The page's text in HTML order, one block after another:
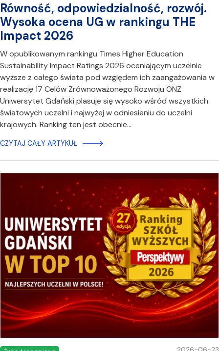
Równość, odpowiedzialność, rozwój.
Wysoka ocena UG w rankingu THE
Impact 2026
W opublikowanym rankingu Times Higher Education
Sustainability Impact Ratings 2026 oceniającym uczelnie
wyższe z całego świata pod względem ich zaangażowania w
realizację 17 Celów Zrównoważonego Rozwoju ONZ
Uniwersytet Gdański plasuje się wysoko wśród wszystkich
światowych uczelni i najwyżej w odniesieniu do uczelni
krajowych. Ranking ten jest obecnie…
CZYTAJ CAŁY ARTYKUŁ